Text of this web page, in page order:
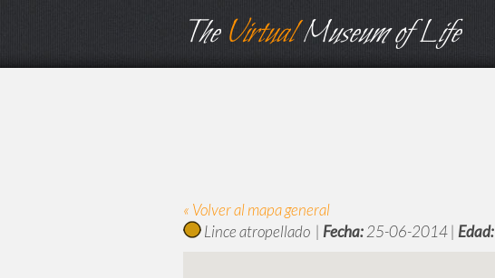
TheVirtualMuseum of Life
« Volver al mapa general
Lince atropellado | Fecha:25-06-2014 | Edad: